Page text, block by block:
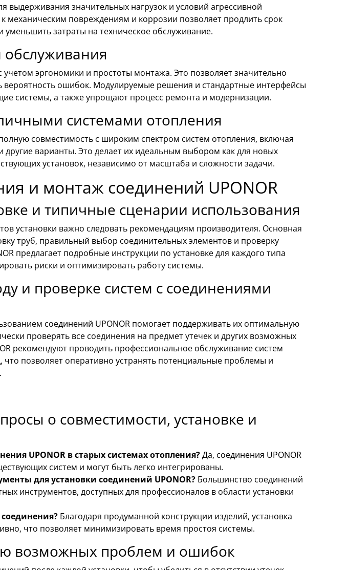
выдерживания значительных нагрузок и условий агрессивной
к механическим повреждениям и коррозии позволяет продлить срок
затраты на техническое обслуживание.
обслуживания
учетом эргономики и простоты монтажа. Это позволяет значительно
вероятность ошибок. Модулируемые решения и стандартные интерфейсы
системы, а также упрощают процесс ремонта и модернизации.
системами отопления
совместимость с широким спектром систем отопления, включая
варианты. Это делает их идеальным выбором как для новых
установок, независимо от масштаба и сложности задачи.
и монтаж соединений UPONOR
и типичные сценарии использования
установки важно следовать рекомендациям производителя. Основная
труб, правильный выбор соединительных элементов и проверку
предлагает подробные инструкции по установке для каждого типа
риски и оптимизировать работу системы.
и проверке систем с соединениями
соединений UPONOR помогает поддерживать их оптимальную
проверять все соединения на предмет утечек и других возможных
рекомендуют проводить профессиональное обслуживание систем
что позволяет оперативно устранять потенциальные проблемы и
о совместимости, установке и
UPONOR в старых системах отопления?Да, соединения UPONOR
систем и могут быть легко интегрированы.
для установки соединений UPONOR? Большинство соединений
инструментов, доступных для профессионалов в области установки
Благодаря продуманной конструкции изделий, установка
что позволяет минимизировать время простоя системы.
возможных проблем и ошибок